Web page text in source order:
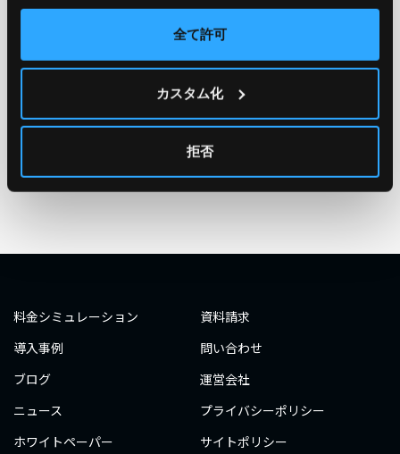
全て許可
カスタム化
拒否
#エンジニア
#自動化 #エンジニア
#ダミーダミー
#ダミー
タグ一覧へ
料金シミュレーション
導入事例
ブログ
ニュース
ホワイトペーパー
資料請求
問い合わせ
運営会社
プライバシーポリシー
サイトポリシー